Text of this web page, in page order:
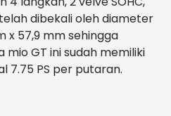
dibekali oleh diameter
x 57,9 mm sehingga
GT ini sudah memiliki
7.75 PS per putaran.